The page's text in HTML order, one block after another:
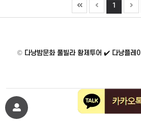
1
© 다낭밤문화 풀빌라 황제투어 ✔️ 다낭플레이